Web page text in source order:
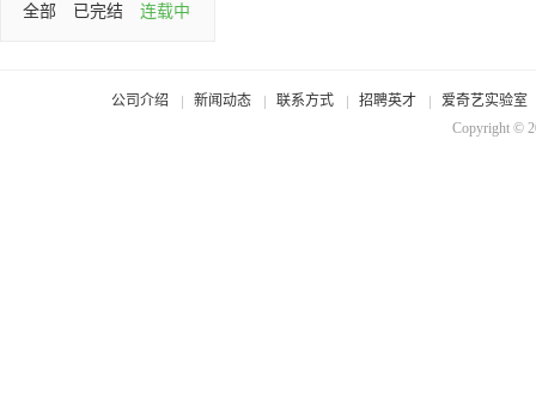
全部
已完结 连载中
公司介绍 新闻动态 联系方式 招聘英才
爱奇艺实验室
Copyright ©